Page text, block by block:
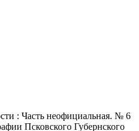
: Часть неофициальная. № 6
Псковского Губернского